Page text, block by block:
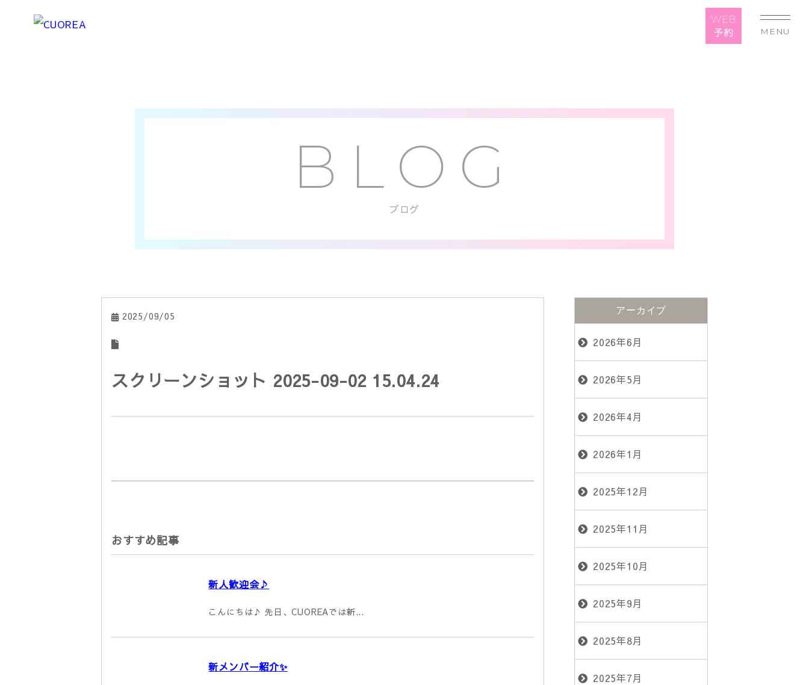
WEB
予約 MENU
BLOG
ブログ
2025/09/05
スクリーンショット 2025-09-02 15.04.24
おすすめ記事
新人歓迎会♪
こんにちは♪ 先日、CUOREAでは新...
新メンバー紹介✨
アーカイブ
2026年6月
2026年5月
2026年4月
2026年1月
2025年12月
2025年11月
2025年10月
2025年9月
2025年8月
2025年7月